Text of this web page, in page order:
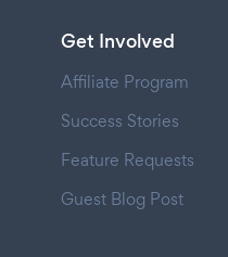
Get Involved
Affiliate Program
Success Stories
Feature Requests
Guest Blog Post